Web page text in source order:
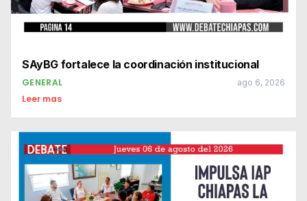
SAyBG fortalece la coordinación institucional
GENERAL ago 6, 2026
Leer mas